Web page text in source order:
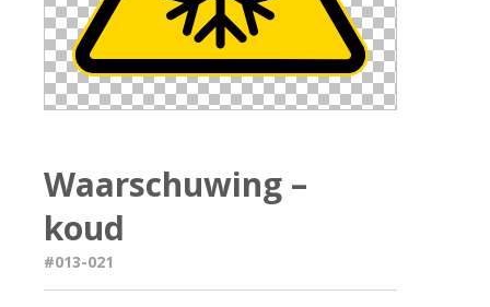
Waarschuwing –
koud
#013-021